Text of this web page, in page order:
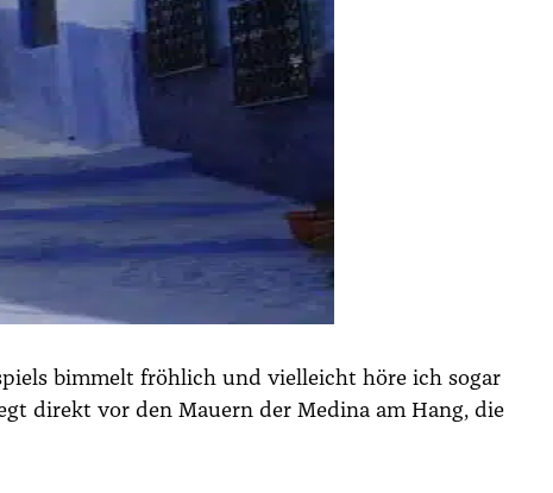
bim­melt fröh­lich und viel­leicht höre ich sogar
direkt vor den Mau­ern der Medi­na am Hang, die